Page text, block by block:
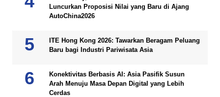
Luncurkan Proposisi Nilai yang Baru di Ajang
AutoChina2026
ITE Hong Kong 2026: Tawarkan Beragam Peluang
Baru bagi Industri Pariwisata Asia
Konektivitas Berbasis AI: Asia Pasifik Susun
Arah Menuju Masa Depan Digital yang Lebih
Cerdas